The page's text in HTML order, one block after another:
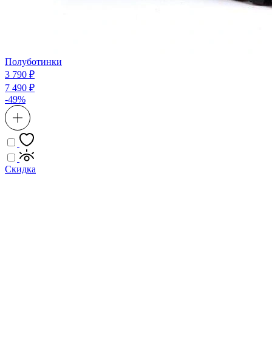
Полуботинки
3 790 ₽
7 490 ₽
-49%
Скидка